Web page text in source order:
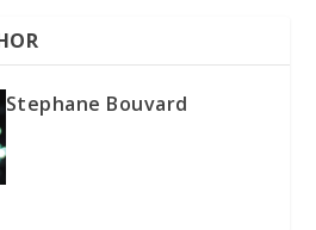
Stephane Bouvard